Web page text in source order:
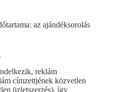
az ajándéksorolás
reklám
címzettjének közvetlen
üzletszerzés), így